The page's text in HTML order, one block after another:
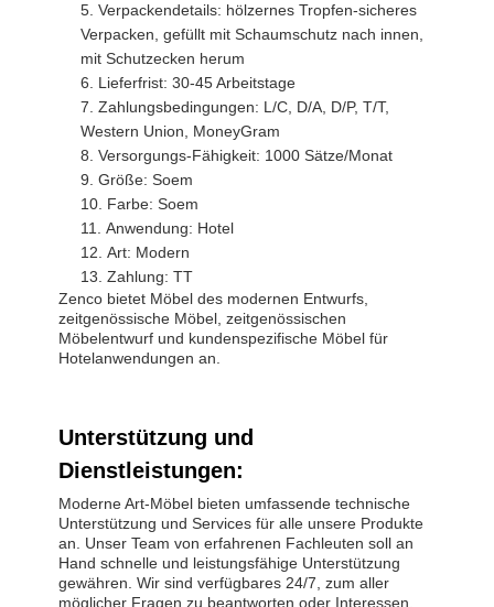
Verpackendetails: hölzernes Tropfen-sicheres
Verpacken, gefüllt mit Schaumschutz nach innen,
mit Schutzecken herum
Lieferfrist: 30-45 Arbeitstage
Zahlungsbedingungen: L/C, D/A, D/P, T/T,
Western Union, MoneyGram
Versorgungs-Fähigkeit: 1000 Sätze/Monat
Größe: Soem
Farbe: Soem
Anwendung: Hotel
Art: Modern
Zahlung: TT
Zenco bietet Möbel des modernen Entwurfs,
zeitgenössische Möbel, zeitgenössischen
Möbelentwurf und kundenspezifische Möbel für
Hotelanwendungen an.
Unterstützung und
Dienstleistungen:
Moderne Art-Möbel bieten umfassende technische
Unterstützung und Services für alle unsere Produkte
an. Unser Team von erfahrenen Fachleuten soll an
Hand schnelle und leistungsfähige Unterstützung
gewähren. Wir sind verfügbares 24/7, zum aller
möglicher Fragen zu beantworten oder Interessen,